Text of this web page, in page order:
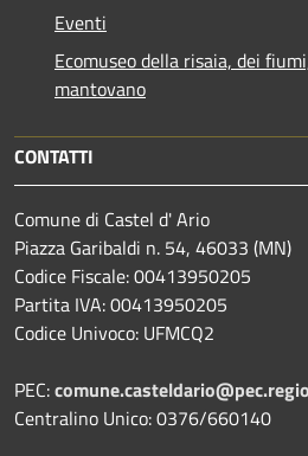
Eventi
Ecomuseo della risaia, dei
mantovano
CONTATTI
Comune di Castel d' Ario
Piazza Garibaldi n. 54, 46033 (MN)
Codice Fiscale: 00413950205
Partita IVA: 00413950205
Codice Univoco: UFMCQ2
PEC:
Centralino Unico: 0376/660140